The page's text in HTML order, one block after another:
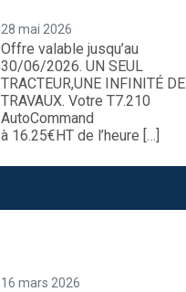
28 mai 2026
Offre valable jusqu’au
30/06/2026. UN SEUL
TRACTEUR,UNE INFINITÉ DE
TRAVAUX. Votre T7.210
AutoCommand
à 16.25€HT de l’heure […]
16 mars 2026